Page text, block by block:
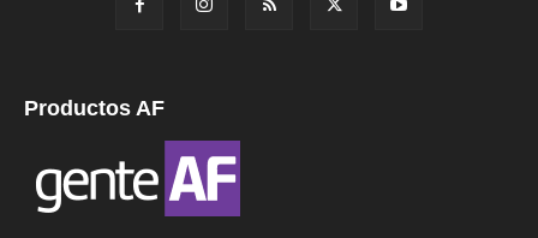
Productos AF